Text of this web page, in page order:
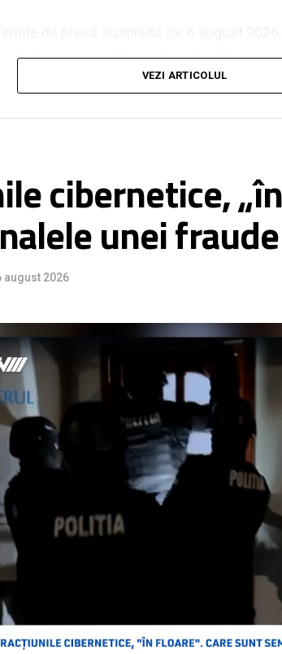
au fost prezenți comisar de poliție Marian-
subcomisar de poliție Valerică-Nelu
de poliție Nicolae Cătălin Chelaru din
altele, reporterul Roman TV a
dacă în zona de competență sunt
pot afecta integritatea sau chiar siguranța
deepfake, sunt din ce în ce mai greu
le recunoască și să nu propage, la rândul
se pot trezi victime ale manipulărilor sau
VEZI ARTICOLUL
cibernetice,
unei
august 2026